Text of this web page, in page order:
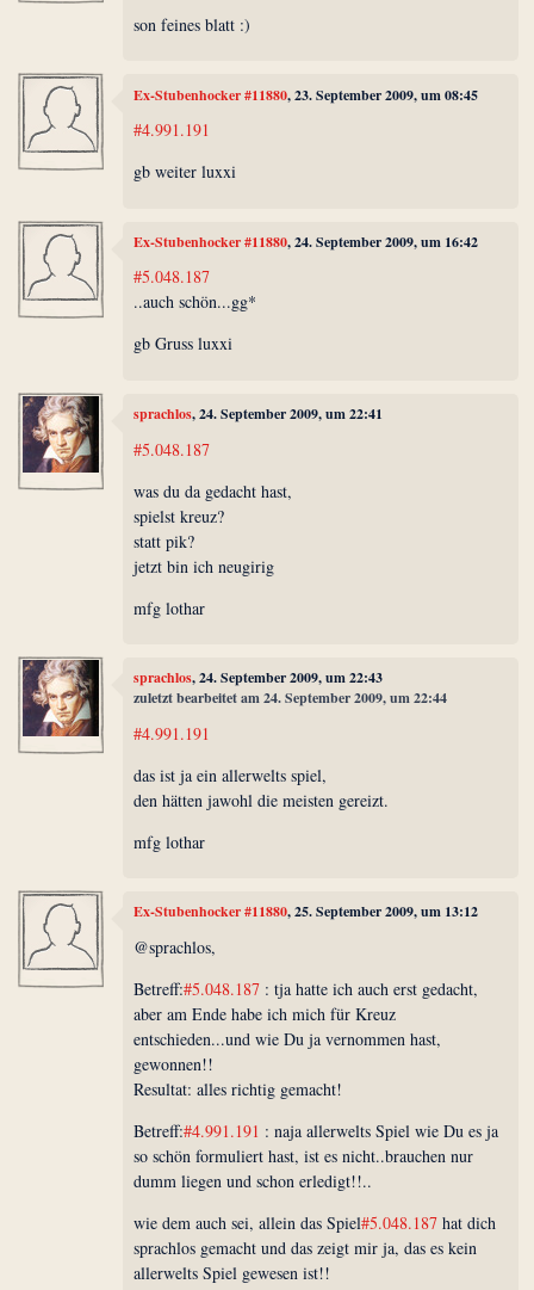
son feines blatt :)
Ex-Stubenhocker #11880, 23. September 2009, um 08:45
#4.991.191
gb weiter luxxi
Ex-Stubenhocker #11880, 24. September 2009, um 16:42
#5.048.187
..auch schön...gg*
gb Gruss luxxi
sprachlos, 24. September 2009, um 22:41
#5.048.187
was du da gedacht hast,
spielst kreuz?
statt pik?
jetzt bin ich neugirig
mfg lothar
sprachlos, 24. September 2009, um 22:43
zuletzt bearbeitet am 24. September 2009, um 22:44
#4.991.191
das ist ja ein allerwelts spiel,
den hätten jawohl die meisten gereizt.
mfg lothar
Ex-Stubenhocker #11880, 25. September 2009, um 13:12
@sprachlos,
Betreff:#5.048.187 : tja hatte ich auch erst gedacht,
aber am Ende habe ich mich für Kreuz
entschieden...und wie Du ja vernommen hast,
gewonnen!!
Resultat: alles richtig gemacht!
Betreff:#4.991.191 : naja allerwelts Spiel wie Du es ja
so schön formuliert hast, ist es nicht..brauchen nur
dumm liegen und schon erledigt!!..
wie dem auch sei, allein das Spiel#5.048.187 hat dich
sprachlos gemacht und das zeigt mir ja, das es kein
allerwelts Spiel gewesen ist!!